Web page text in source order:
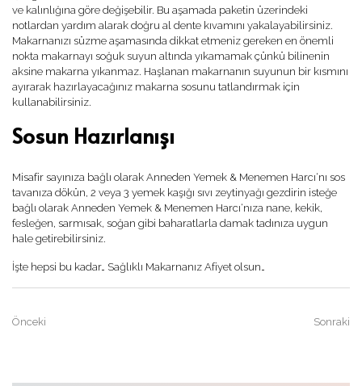
ve kalınlığına göre değişebilir. Bu aşamada paketin üzerindeki
notlardan yardım alarak doğru al dente kıvamını yakalayabilirsiniz.
Makarnanızı süzme aşamasında dikkat etmeniz gereken en önemli
nokta makarnayı soğuk suyun altında yıkamamak çünkü bilinenin
aksine makarna yıkanmaz. Haşlanan makarnanın suyunun bir kısmını
ayırarak hazırlayacağınız makarna sosunu tatlandırmak için
kullanabilirsiniz.
Sosun Hazırlanışı
Misafir sayınıza bağlı olarak Anneden Yemek & Menemen Harcı‘nı sos
tavanıza dökün, 2 veya 3 yemek kaşığı sıvı zeytinyağı gezdirin isteğe
bağlı olarak Anneden Yemek & Menemen Harcı‘nıza nane, kekik,
fesleğen, sarmısak, soğan gibi baharatlarla damak tadınıza uygun
hale getirebilirsiniz.
İşte hepsi bu kadar… Sağlıklı Makarnanız Afiyet olsun…
Önceki Sonraki